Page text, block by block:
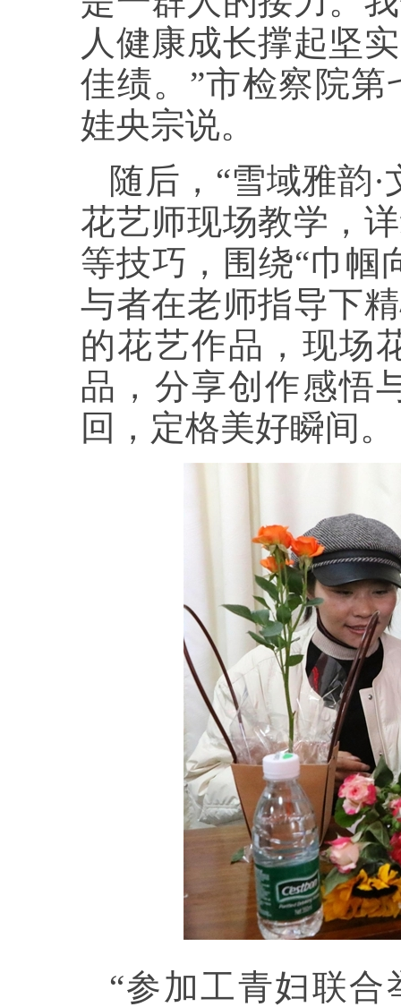
人健康成长撑起坚
佳绩。”市检察院
娃央宗说。
随后，“雪域雅韵
花艺师现场教学，
等技巧，围绕“巾帼
与者在老师指导下
的花艺作品，现场
品，分享创作感悟
回，定格美好瞬间。
“参加工青妇联合